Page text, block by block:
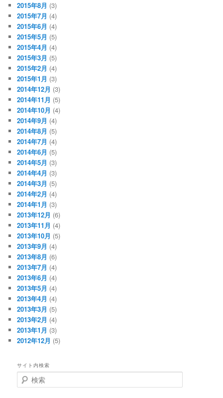
2015年8月 (3)
2015年7月 (4)
2015年6月 (4)
2015年5月 (5)
2015年4月 (4)
2015年3月 (5)
2015年2月 (4)
2015年1月 (3)
2014年12月 (3)
2014年11月 (5)
2014年10月 (4)
2014年9月 (4)
2014年8月 (5)
2014年7月 (4)
2014年6月 (5)
2014年5月 (3)
2014年4月 (3)
2014年3月 (5)
2014年2月 (4)
2014年1月 (3)
2013年12月 (6)
2013年11月 (4)
2013年10月 (5)
2013年9月 (4)
2013年8月 (6)
2013年7月 (4)
2013年6月 (4)
2013年5月 (4)
2013年4月 (4)
2013年3月 (5)
2013年2月 (4)
2013年1月 (3)
2012年12月 (5)
サイト内検索
検
索